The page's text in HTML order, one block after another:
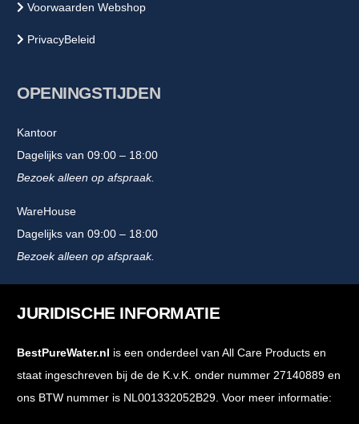
Voorwaarden Webshop
PrivacyBeleid
OPENINGSTIJDEN
Kantoor
Dagelijks van 09:00 – 18:00
Bezoek alleen op afspraak.
WareHouse
Dagelijks van 09:00 – 18:00
Bezoek alleen op afspraak.
JURIDISCHE INFORMATIE
BestPureWater.nl is een onderdeel van All Care Products en
staat ingeschreven bij de de K.v.K. onder nummer 27140889 en
ons BTW nummer is NL001332052B29. Voor meer informatie: